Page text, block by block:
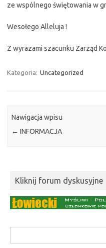
ze wspólnego świętowania w
Wesołego Alleluja !
Z wyrazami szacunku Zarząd
Kategoria: Uncategorized
Nawigacja wpisu
← INFORMACJA
Kliknij forum dyskusyjne